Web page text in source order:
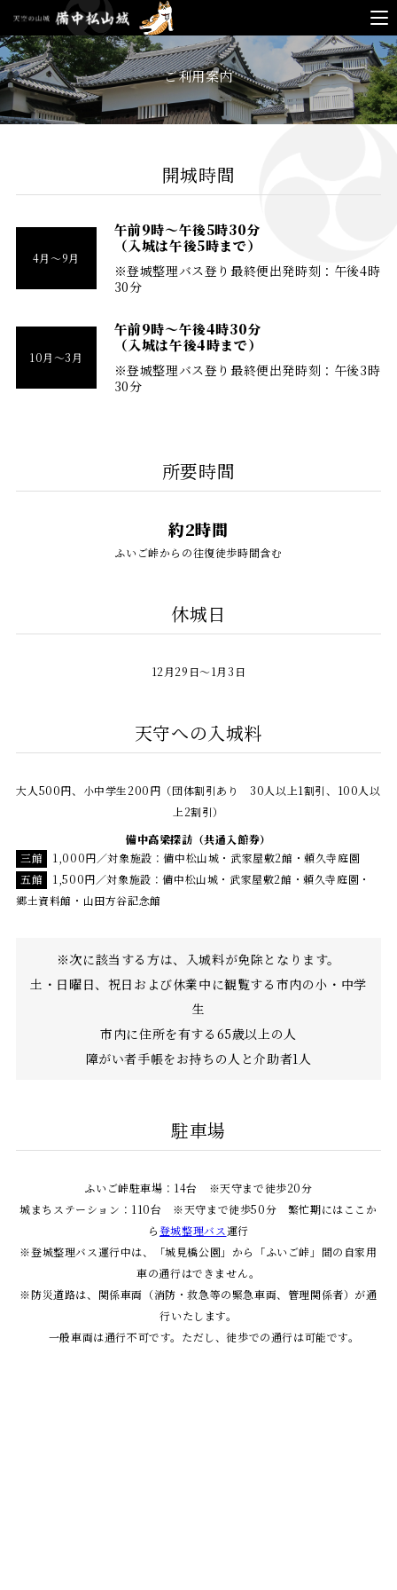
天空
の山
備中
松山
城
ご利用案内
開城時間
4月～9月
午前9時～午後5時30分
（入城は午後5時まで）
※登城整理バス登り最終便出発時刻：午後4時
30分
10月～3月
午前9時～午後4時30分
（入城は午後4時まで）
※登城整理バス登り最終便出発時刻：午後3時
30分
所要時間
約2時間
ふいご峠からの往復徒歩時間含む
休城日
12月29日～1月3日
天守への入城料
大人500円、小中学生200円（団体割引あり 30人以上1割引、100人以
上2割引）
備中高梁探訪（共通入館券）
三館
1,000円／対象施設：備中松山城・武家屋敷2館・頼久寺庭園
五館
1,500円／対象施設：備中松山城・武家屋敷2館・頼久寺庭園・
郷土資料館・山田方谷記念館
※次に該当する方は、入城料が免除となります。
土・日曜日、祝日および休業中に観覧する市内の小・中学
生
市内に住所を有する65歳以上の人
障がい者手帳をお持ちの人と介助者1人
駐車場
ふいご峠駐車場：14台 ※天守まで徒歩20分
城まちステーション：110台 ※天守まで徒歩50分 繁忙期にはここか
ら登城整理バス運行
※登城整理バス運行中は、「城見橋公園」から「ふいご峠」間の自家用
車の通行はできません。
※防災道路は、関係車両（消防・救急等の緊急車両、管理関係者）が通
行いたします。
一般車両は通行不可です。ただし、徒歩での通行は可能です。